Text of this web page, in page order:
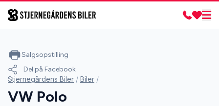
Salgsopstilling
Del på Facebook
Stjernegårdens Biler / Biler /
VW Polo